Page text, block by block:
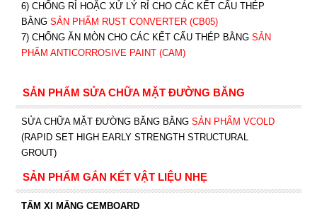
6) CHỐNG RỈ HOẶC XỬ LÝ RỈ CHO CÁC KẾT CẤU THÉP
BẰNG SẢN PHẨM RUST CONVERTER (CB05)
7) CHỐNG ĂN MÒN CHO CÁC KẾT CẤU THÉP BẰNG SẢN
PHẨM ANTICORROSIVE PAINT (CAM)
SẢN PHẨM SỬA CHỮA MẶT ĐƯỜNG BĂNG
SỬA CHỮA MẶT ĐƯỜNG BĂNG BẰNG SẢN PHẨM VCOLD
(RAPID SET HIGH EARLY STRENGTH STRUCTURAL
GROUT)
SẢN PHẨM GẮN KẾT VẬT LIỆU NHẸ
TẤM XI MĂNG CEMBOARD